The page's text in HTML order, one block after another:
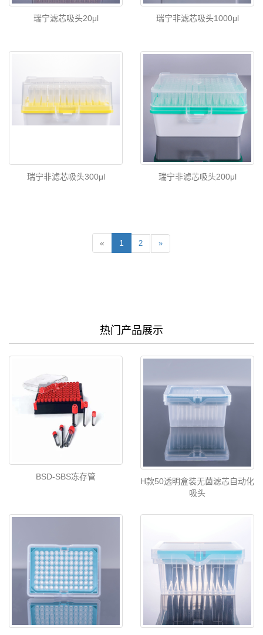
瑞宁滤芯吸头20μl 瑞宁非滤芯吸头1000μl
瑞宁非滤芯吸头300μl 瑞宁非滤芯吸头200μl
« 1 2 »
热门产品展示
BSD-SBS冻存管
H款50透明盒装无菌滤芯自动化
吸头